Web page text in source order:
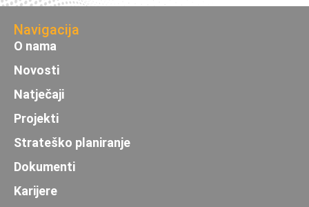
Navigacija
O nama
Novosti
Natječaji
Projekti
Strateško planiranje
Dokumenti
Karijere